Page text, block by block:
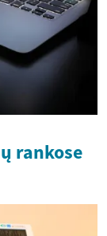
rankose